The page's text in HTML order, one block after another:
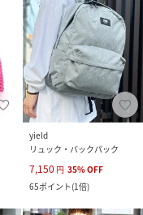
yield
リュック・バックパック
7,150 円 35%OFF
65ポイント(1倍)